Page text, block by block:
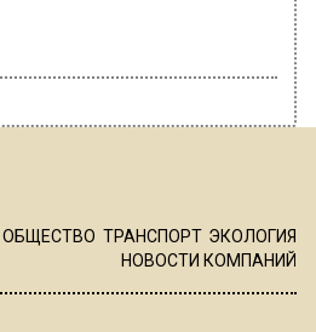
ОБЩЕСТВО ТРАНСПОРТ ЭКОЛОГИЯ
НОВОСТИ КОМПАНИЙ